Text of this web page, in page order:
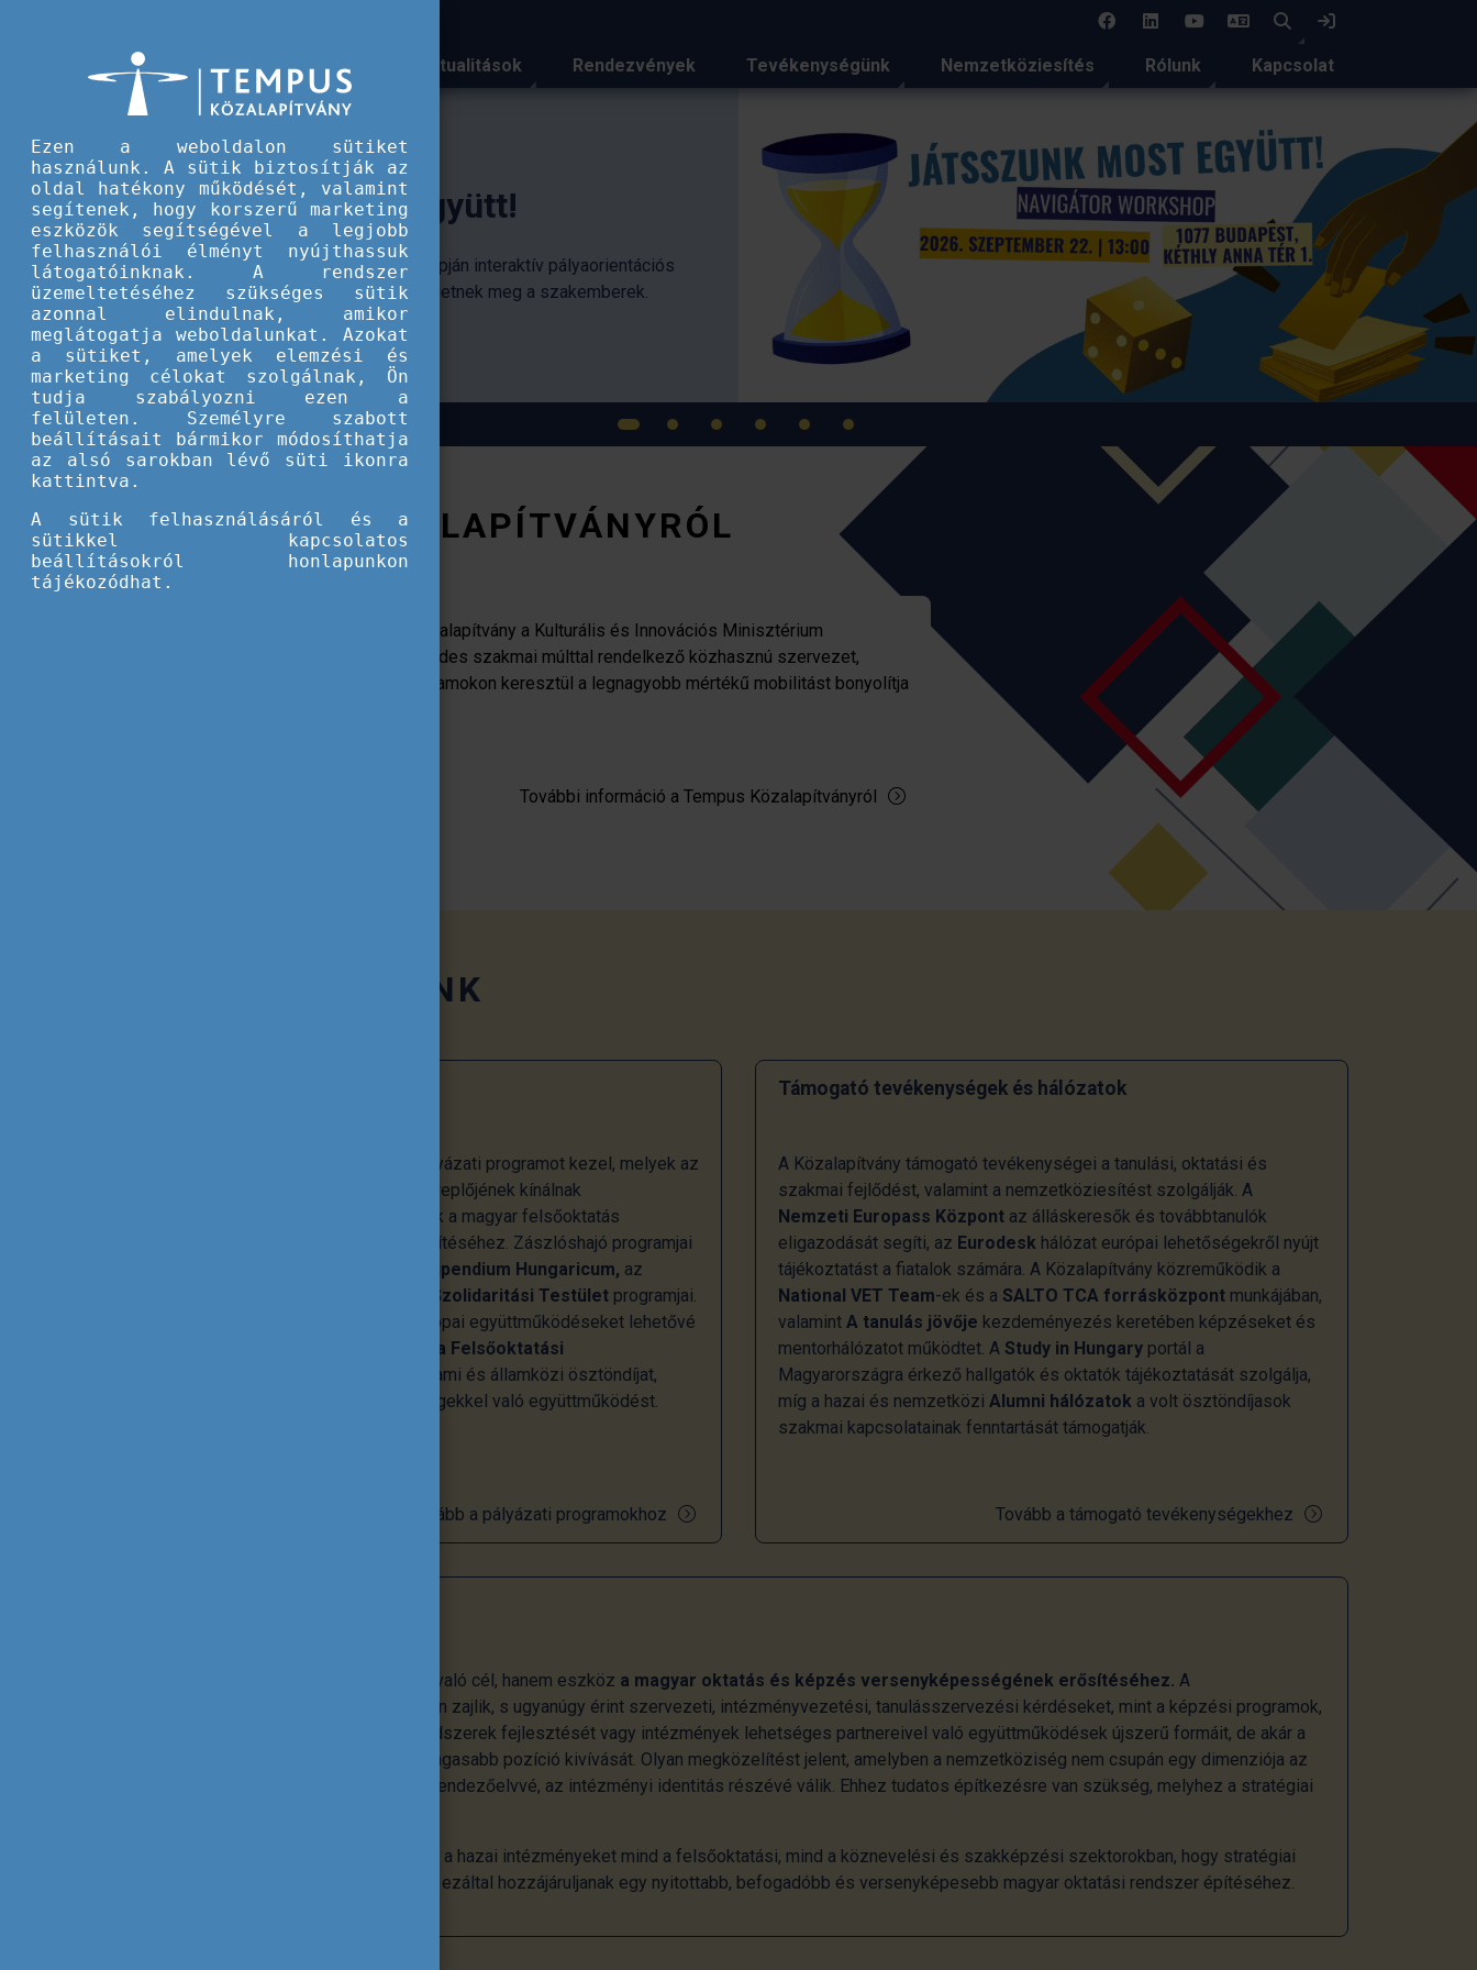
EN Keresés
Aktualitások Rendezvények Tevékenységünk Nemzetköziesítés Rólunk Kapcsolat
A Tempus közalapítvány kiemelt hírei
Magyar delegáció az EAIE 2026
glasgow-i konferenciáján
2026-ban Glasgow ad otthont a nemzetközi felsőoktatás egyik
legjelentősebb szakmai eseményének, az EAIE Conference and Exhibition
rendezvénynek.
A TEMPUS KÖZALAPÍTVÁNYRÓL
Az 1996-ban létrehozott Tempus Közalapítvány a Kulturális és Innovációs Minisztérium
felügyelete alatt működő, több évtizedes szakmai múlttal rendelkező közhasznú szervezet,
amely az általa kezelt pályázati programokon keresztül a legnagyobb mértékű mobilitást bonyolítja
További információ a Tempus Közalapítványról
TEVÉKENYSÉGÜNK
A Tempus Közalapítvány számos pályázati programot kezel, melyek az
oktatás és képzés minden hazai szereplőjének kínálnak
lehetőségeket, emellett hozzájárulnak a magyar felsőoktatás
nemzetközi beágyazottságának erősítéséhez. Zászlóshajó programjai
Stipendium Hungaricum, az
Európai Szolidaritási Testület programjai.
Ezek mellett koordinálja a közép-európai együttműködéseket lehetővé
Diaszpóra Felsőoktatási
és számos állami és államközi ösztöndíjat,
valamint határon túli magyar közösségekkel való együttműködést.
Tovább a pályázati programokhoz
Támogató tevékenységek és hálózatok
A Közalapítvány támogató tevékenységei a tanulási, oktatási és
szakmai fejlődést, valamint a nemzetköziesítést szolgálják. A
Nemzeti Europass Központ az álláskeresők és továbbtanulók
eligazodását segíti, az Eurodesk hálózat európai lehetőségekről nyújt
tájékoztatást a fiatalok számára. A Közalapítvány közreműködik a
National VET Team-ek és a SALTO TCA forrásközpont munkájában,
valamint A tanulás jövője kezdeményezés keretében képzéseket és
mentorhálózatot működtet. A Study in Hungary portál a
Magyarországra érkező hallgatók és oktatók tájékoztatását szolgálja,
míg a hazai és nemzetközi Alumni hálózatok a volt ösztöndíjasok
szakmai kapcsolatainak fenntartását támogatják.
Tovább a támogató tevékenységekhez
A nemzetköziesítés nem önmagáért való cél, hanem eszköz a magyar oktatás és képzés versenyképességének erősítéséhez. A
nemzetköziesítés az intézményekben zajlik, s ugyanúgy érint szervezeti, intézményvezetési, tanulásszervezési kérdéseket, mint a képzési programok,
tananyagok, innovatív pedagógiai módszerek fejlesztését vagy intézmények lehetséges partnereivel való együttműködések újszerű formáit, de akár a
különböző rangsorokon való minél magasabb pozíció kivívását. Olyan megközelítést jelent, amelyben a nemzetköziség nem csupán egy dimenziója az
intézmény életének, hanem egyfajta rendezőelvvé, az intézményi identitás részévé válik. Ehhez tudatos építkezésre van szükség, melyhez a stratégiai
A Tempus Közalapítvány abban segíti a hazai intézményeket mind a felsőoktatási, mind a köznevelési és szakképzési szektorokban, hogy stratégiai
szintre emeljék a nemzetköziesítést, ezáltal hozzájáruljanak egy nyitottabb, befogadóbb és versenyképesebb magyar oktatási rendszer építéséhez.
Ezen a weboldalon sütiket
használunk. A sütik biztosítják az
oldal hatékony működését, valamint
segítenek, hogy korszerű marketing
eszközök segítségével a legjobb
felhasználói élményt nyújthassuk
látogatóinknak. A rendszer
üzemeltetéséhez szükséges sütik
azonnal elindulnak, amikor
meglátogatja weboldalunkat. Azokat
a sütiket, amelyek elemzési és
marketing célokat szolgálnak, Ön
tudja szabályozni ezen a
felületen. Személyre szabott
beállításait bármikor módosíthatja
az alsó sarokban lévő süti ikonra
kattintva.
A sütik felhasználásáról és a
sütikkel kapcsolatos
beállításokról honlapunkon
tájékozódhat.